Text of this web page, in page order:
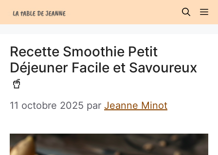
au
Recette Smoothie Petit
Déjeuner Facile et Savoureux
🥤
11 octobre 2025 par Jeanne Minot